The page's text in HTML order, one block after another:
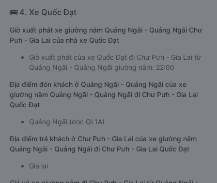
🚌 4. Xe Quốc Đạt
Giờ xuất phát xe giường nằm Quảng Ngãi - Quảng Ngãi Chư
Pưh - Gia Lai của nhà xe Quốc Đạt
Giờ xuất phát của xe Quốc Đạt đi Chư Pưh - Gia Lai từ
Quảng Ngãi - Quảng Ngãi giường nằm: 22:00
Địa điểm đón khách ở Quảng Ngãi - Quảng Ngãi của xe
giường nằm Quảng Ngãi - Quảng Ngãi đi Chư Pưh - Gia Lai
Quốc Đạt
Quảng Ngãi (dọc QL1A)
Địa điểm trả khách ở Chư Pưh - Gia Lai của xe giường nằm
Quảng Ngãi - Quảng Ngãi đi Chư Pưh - Gia Lai Quốc Đạt
Gia lai